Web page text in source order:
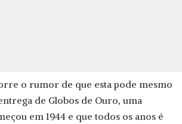
o rumor de que esta pode mesmo
de Globos de Ouro, uma
em 1944 e que todos os anos é